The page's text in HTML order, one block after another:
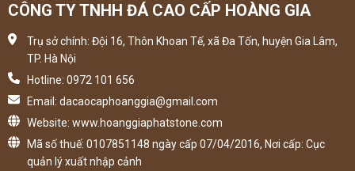
CÔNG TY TNHH ĐÁ CAO CẤP HOÀNG GIA
Trụ sở chính: Đội 16, Thôn Khoan Tế, xã Đa Tốn, huyện Gia Lâm,
TP. Hà Nội
Hotline: 0972 101 656
Email: dacaocaphoanggia@gmail.com
Website: www.hoanggiaphatstone.com
Mã số thuế: 0107851148 ngày cấp 07/04/2016, Nơi cấp: Cục
quản lý xuất nhập cảnh